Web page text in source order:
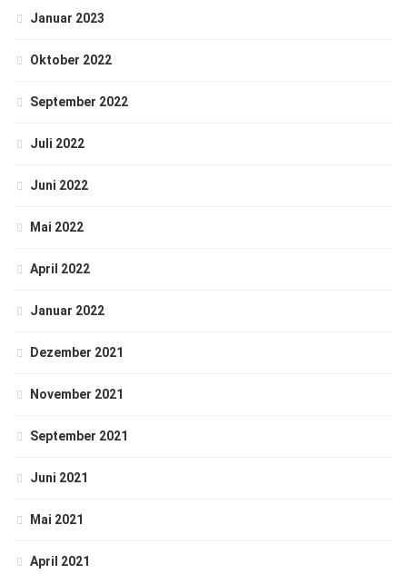
Januar 2023
Oktober 2022
September 2022
Juli 2022
Juni 2022
Mai 2022
April 2022
Januar 2022
Dezember 2021
November 2021
September 2021
Juni 2021
Mai 2021
April 2021